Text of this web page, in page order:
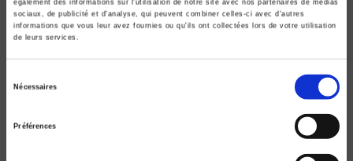
également des informations sur l'utilisation de notre site avec nos partenaires de médias
sociaux, de publicité et d'analyse, qui peuvent combiner celles-ci avec d'autres
informations que vous leur avez fournies ou qu'ils ont collectées lors de votre utilisation
de leurs services.
Nécessaires
Préférences